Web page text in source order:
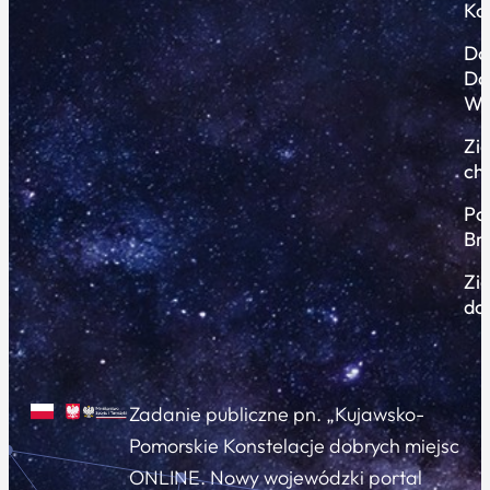
Zadanie publiczne pn. „Kujawsko-
Pomorskie Konstelacje dobrych miejsc
ONLINE. Nowy wojewódzki portal